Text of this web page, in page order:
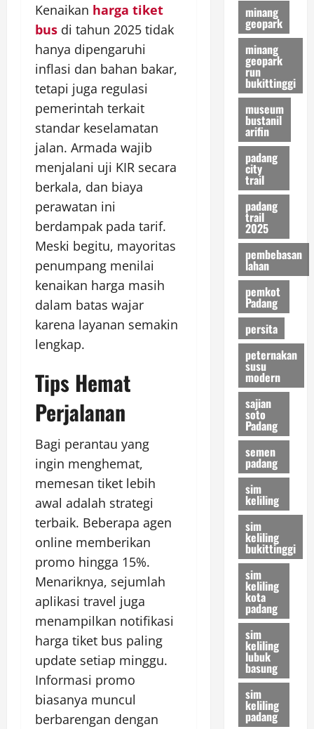
Kenaikan harga tiket
bus di tahun 2025 tidak
hanya dipengaruhi
inflasi dan bahan bakar,
tetapi juga regulasi
pemerintah terkait
standar keselamatan
jalan. Armada wajib
menjalani uji KIR secara
berkala, dan biaya
perawatan ini
berdampak pada tarif.
Meski begitu, mayoritas
penumpang menilai
kenaikan harga masih
dalam batas wajar
karena layanan semakin
lengkap.
Tips Hemat
Perjalanan
Bagi perantau yang
ingin menghemat,
memesan tiket lebih
awal adalah strategi
terbaik. Beberapa agen
online memberikan
promo hingga 15%.
Menariknya, sejumlah
aplikasi travel juga
menampilkan notifikasi
harga tiket bus paling
update setiap minggu.
Informasi promo
biasanya muncul
berbarengan dengan
minang
geopark
minang
geopark
run
bukittinggi
museum
bustanil
arifin
padang
city
trail
padang
trail
2025
pembebasan
lahan
pemkot
Padang
persita
peternakan
susu
modern
sajian
soto
Padang
semen
padang
sim
keliling
sim
keliling
bukittinggi
sim
keliling
kota
padang
sim
keliling
lubuk
basung
sim
keliling
padang